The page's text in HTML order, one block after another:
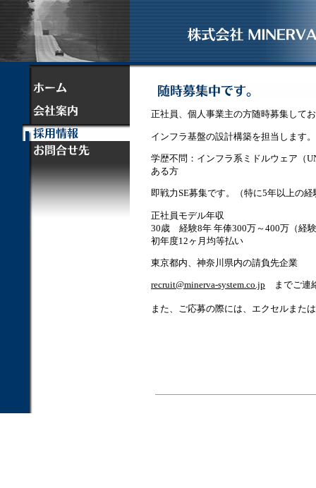
正社員、個人事業主の方随時募集して
インフラ基盤の設計構築を担当します
学歴不問：インフラ系ミドルウェア（
ある方
即戦力SE募集です。（特に5年以上の
正社員モデル年収
30歳 経験8年 年俸300万～400万（経
初年度12ヶ月均等払い
東京都内、神奈川県内の請負先企業
recruit@minerva-system.co.jp までご連
また、ご応募の際には、エクセルまた